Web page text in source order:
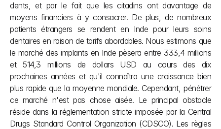
dents, et par le fait que les citadins ont davantage de
moyens financiers à y consacrer. De plus, de nombreux
patients étrangers se rendent en Inde pour leurs soins
dentaires en raison de tarifs abordables. Nous estimons que
le marché des implants en Inde pèsera entre 333,4 millions
et 514,3 millions de dollars USD au cours des dix
prochaines années et qu'il connaîtra une croissance bien
plus rapide que la moyenne mondiale. Cependant, pénétrer
ce marché n'est pas chose aisée. Le principal obstacle
réside dans la réglementation stricte imposée par la Central
Drugs Standard Control Organization (CDSCO). Les règles